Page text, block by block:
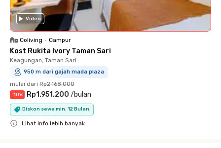
Video
Coliving • Campur
Kost Rukita Ivory Taman Sari
Keagungan, Taman Sari
950 m dari gajah mada plaza
mulai dari Rp2.168.000
-10% Rp1.951.200 /bulan
Diskon sewa min. 12 Bulan
Lihat info lebih banyak